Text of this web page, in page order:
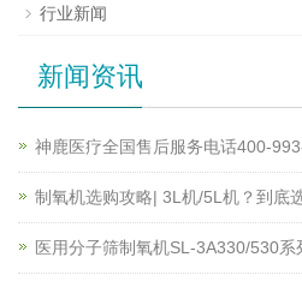
行业新闻
新闻资讯
神鹿医疗全国售后服务电话400-
制氧机选购攻略| 3L机/5L机？到底
医用分子筛制氧机SL-3A330/530系